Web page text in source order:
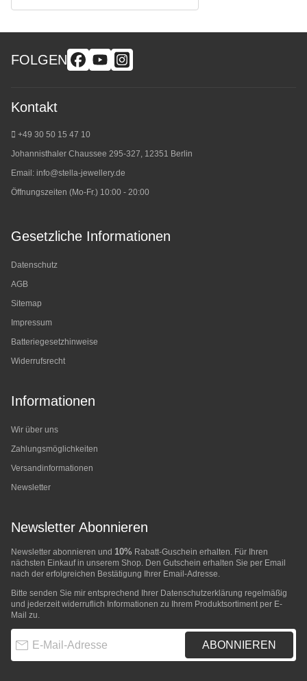
FOLGEN
Kontakt
+49 30 50 15 47 10
Johannisthaler Chaussee 295-327, 12351 Berlin
Email: info@stella-jewellery.de
Öffnungszeiten (Mo-Fr.) 10:00 - 20:00
Gesetzliche Informationen
Datenschutz
AGB
Sitemap
Impressum
Batteriegesetzhinweise
Widerrufsrecht
Informationen
Wir über uns
Zahlungsmöglichkeiten
Versandinformationen
Newsletter
Newsletter Abonnieren
Newsletter abonnieren und 10% Rabatt-Guschein erhalten. Für Ihren
nächsten Einkauf in unserem Shop. Den Gutschein erhalten Sie per Email
nach der erfolgreichen Bestätigung Ihrer Email-Adresse.
Bitte senden Sie mir entsprechend Ihrer Datenschutzerklärung regelmäßig
und jederzeit widerruflich Informationen zu Ihrem Produktsortiment per E-
Mail zu.
ABONNIEREN